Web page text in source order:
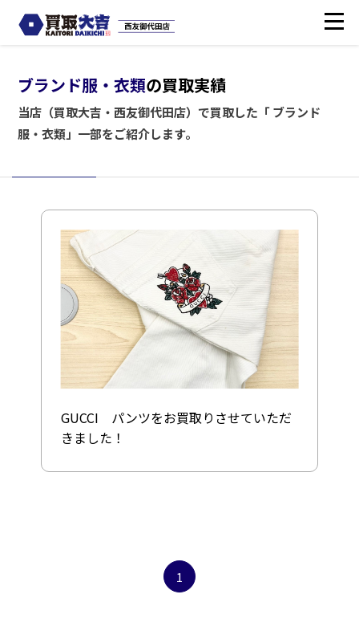
ブランド服・衣類の買取実績
当店（買取大吉・西友御代田店）で買取した「 ブランド
服・衣類」一部をご紹介します。
GUCCI パンツをお買取りさせていただ
きました！
1